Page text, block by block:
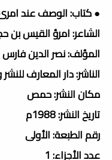
● كتاب: الوصف عند
الشاعر: امرؤ القيس بن حجر
المؤلف: نصر الدين فارس
الناشر: دار المعارف للنشر
مكان النشر: حمص
تاريخ النشر: 1988م
رقم الطبعة: الأولى
عدد الأجزاء: 1